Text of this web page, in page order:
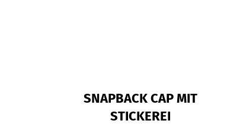
SNAPBACK CAP MIT
STICKEREI